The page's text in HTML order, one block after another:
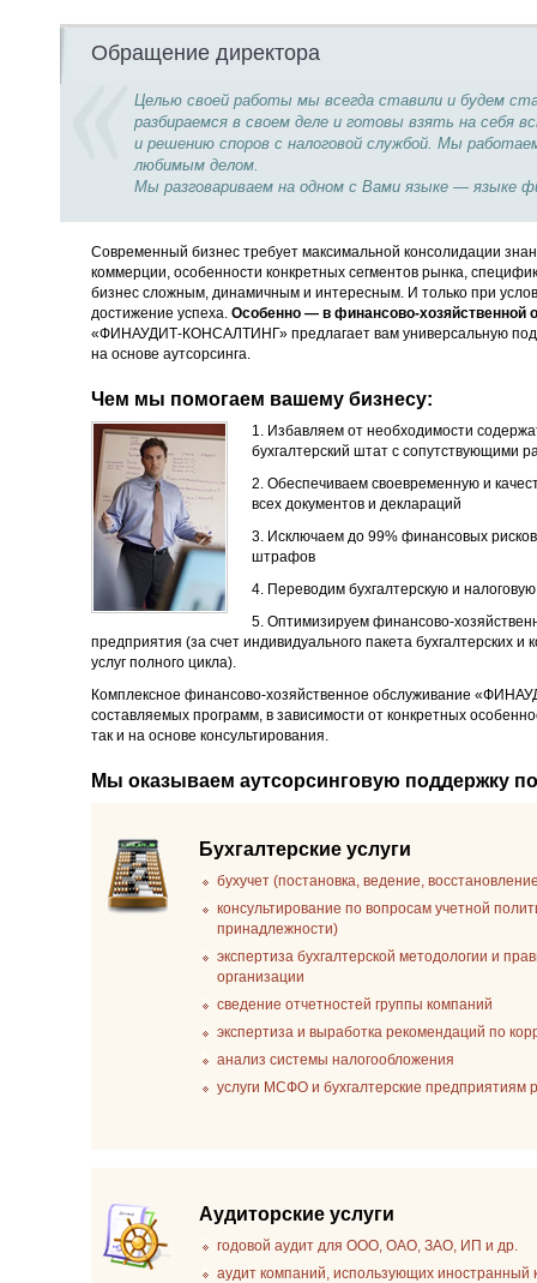
Обращение директора
Целью своей работы мы всегда ставили и будем
разбираемся в своем деле и готовы взять на себя
и решению споров с налоговой службой. Мы
любимым делом.
Мы разговариваем на одном с Вами языке — языке
Современный бизнес требует максимальной консолидации
коммерции, особенности конкретных сегментов рынка,
бизнес сложным, динамичным и интересным. И только при
достижение успеха. Особенно — в финансово-хозяйственной
«ФИНАУДИТ-КОНСАЛТИНГ» предлагает вам универсальную
на основе аутсорсинга.
Чем мы помогаем вашему бизнесу:
1. Избавляем от необходимости
бухгалтерский штат с сопутствующими
2. Обеспечиваем своевременную и
всех документов и деклараций
3. Исключаем до 99% финансовых
штрафов
4. Переводим бухгалтерскую и
5. Оптимизируем финансово-
предприятия (за счет индивидуального пакета бухгалтерских и
услуг полного цикла).
Комплексное финансово-хозяйственное обслуживание
составляемых программ, в зависимости от конкретных
так и на основе консультирования.
Мы оказываем аутсорсинговую поддержку
Бухгалтерские услуги
бухучет (постановка, ведение,
консультирование по вопросам учетной
принадлежности)
экспертиза бухгалтерской методологии и
организации
сведение отчетностей группы компаний
экспертиза и выработка рекомендаций по
анализ системы налогообложения
услуги МСФО и бухгалтерские
Аудиторские услуги
годовой аудит для ООО, ОАО, ЗАО, ИП и др.
аудит компаний, использующих иностранный